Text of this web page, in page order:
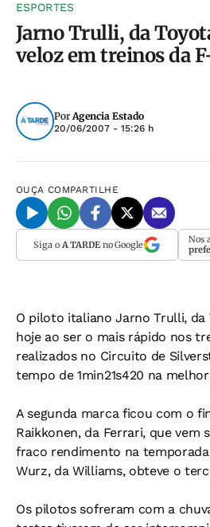
ESPORTES
Jarno Trulli, da
veloz em treinos da
PorAgencia Estado
20/06/2007 - 15:26 h
OUÇA COMPARTILHE
Siga o A TARDEno Google Nos
O piloto italiano Jarno Trulli, da
hoje ao ser o mais rápido nos
realizados no Circuito de
tempo de 1min21s420 na
A segunda marca ficou com o
Raikkonen, da Ferrari, que vem
fraco rendimento na
Wurz, da Williams, obteve o
Os pilotos sofreram com a